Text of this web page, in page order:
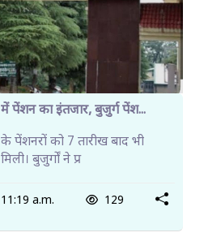
में पेंशन का इंतजार, बुजुर्ग पेंश...
पेंशनरों को 7 तारीख बाद भी
बुजुर्गों ने प्र
a.m. 129